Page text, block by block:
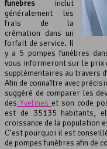
funèbres inclut
généralement les
frais de la
crémation dans un
forfait de service. Il
y a 5 pompes funèbres
vous informeront sur le prix
supplémentaires au travers
Afin de connaître avec
suggéré de comparer les
des Yvelines et son code
est de 35135 habitants,
croissance de la population
C’est pourquoi il est
de pompes funèbres afin de